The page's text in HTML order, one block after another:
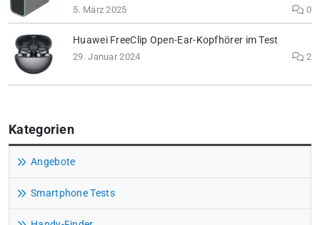
5. März 2025 0
Huawei FreeClip Open-Ear-Kopfhörer im Test
29. Januar 2024 2
Kategorien
Angebote
Smartphone Tests